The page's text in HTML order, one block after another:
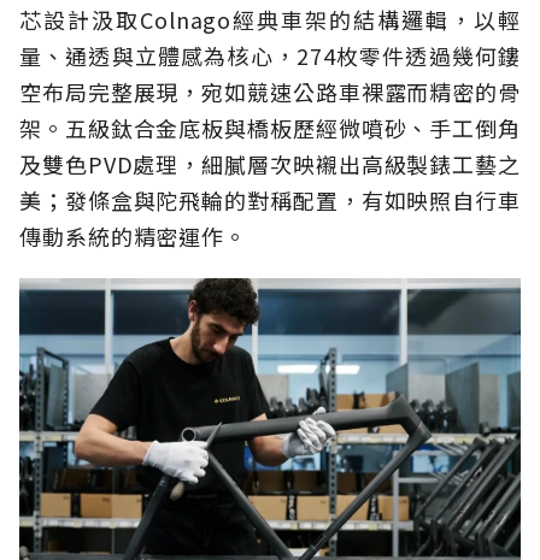
芯設計汲取Colnago經典車架的結構邏輯，以輕
量、通透與立體感為核心，274枚零件透過幾何鏤
空布局完整展現，宛如競速公路車裸露而精密的骨
架。五級鈦合金底板與橋板歷經微噴砂、手工倒角
及雙色PVD處理，細膩層次映襯出高級製錶工藝之
美；發條盒與陀飛輪的對稱配置，有如映照自行車
傳動系統的精密運作。